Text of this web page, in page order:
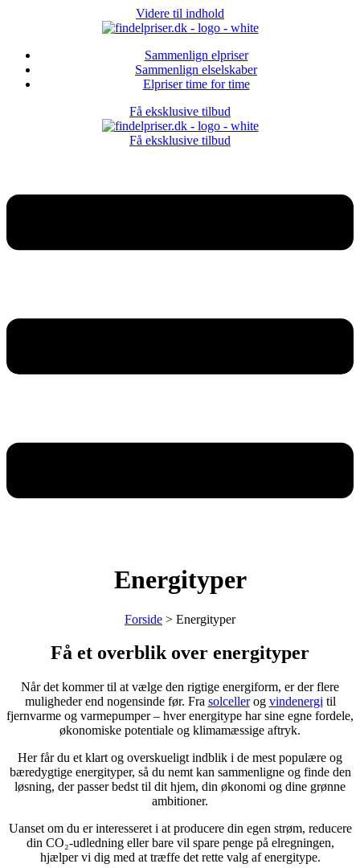
Videre til indhold
Sammenlign elpriser
Sammenlign elselskaber
Elpriser time for time
Få eksklusive tilbud
Få eksklusive tilbud
Energityper
Forside > Energityper
Få et overblik over energityper
Når det kommer til at vælge den rigtige energiform, er der flere
muligheder end nogensinde før. Fra solcellerog vindenergi til
fjernvarme og varmepumper – hver energitype har sine egne fordele,
økonomiske potentiale og klimamæssige aftryk.
Her får du et klart og overskueligt indblik i de mest populære og
bæredygtige energityper, så du nemt kan sammenligne og finde den
løsning, der passer bedst til dit hjem, din økonomi og dine grønne
ambitioner.
Uanset om du er interesseret i at producere din egen strøm, reducere
din CO₂-udledning eller bare vil spare penge på elregningen,
hjælper vi dig med at træffe det rette valg af energitype.